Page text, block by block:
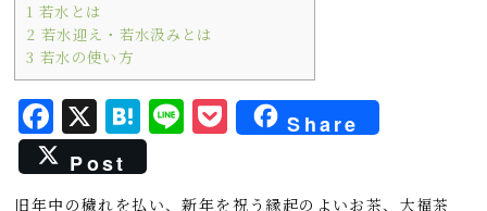
1 若水とは
2 若水迎え・若水汲みとは
3 若水の使い方
F
a
c
X H
a
t
L
n
P
o
c
Share
Post
旧年中の穢れを払い、新年を祝う縁起のよいお茶、大福茶